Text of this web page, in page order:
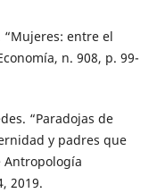
“Mujeres: entre el
n. 908, p. 99-
“Paradojas de
y padres que
Antropología
2019.